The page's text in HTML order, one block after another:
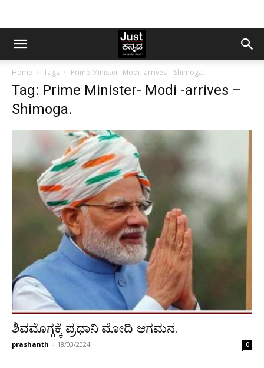
Home Tags Prime Minister- Modi -arrives – Shimoga.
Tag: Prime Minister- Modi -arrives –
Shimoga.
ಶಿವಮೊಗ್ಗಕ್ಕೆ ಪ್ರಧಾನಿ ಮೋದಿ ಆಗಮನ.
prashanth - 18/03/2024 0